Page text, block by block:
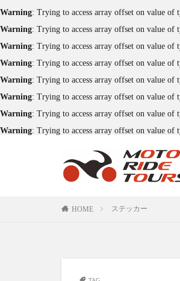
Warning: Trying to access array offset on value of
Warning: Trying to access array offset on value of
Warning: Trying to access array offset on value of
Warning: Trying to access array offset on value of
Warning: Trying to access array offset on value of
Warning: Trying to access array offset on value of
Warning: Trying to access array offset on value of
Warning: Trying to access array offset on value of
HOME ステッカー